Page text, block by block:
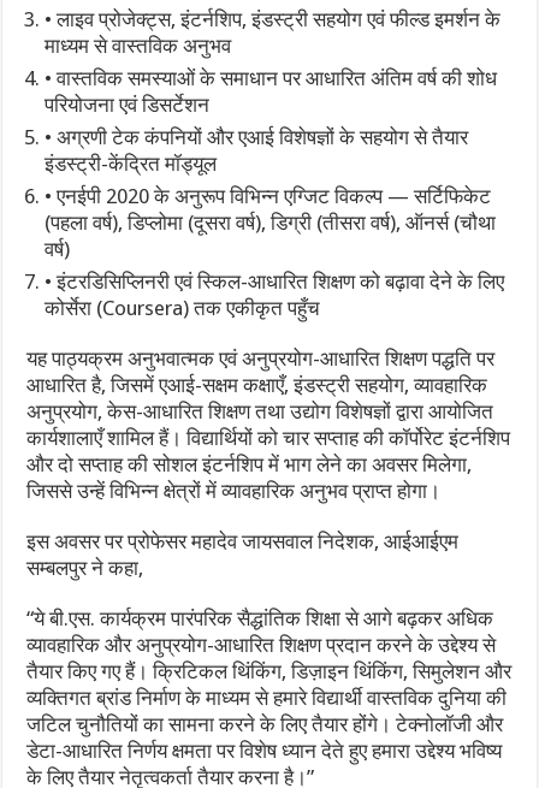
• लाइव प्रोजेक्ट्स, इंटर्नशिप, इंडस्ट्री सहयोग एवं फील्ड इमर्शन के
माध्यम से वास्तविक अनुभव
• वास्तविक समस्याओं के समाधान पर आधारित अंतिम वर्ष की शोध
परियोजना एवं डिसर्टेशन
• अग्रणी टेक कंपनियों और एआई विशेषज्ञों के सहयोग से तैयार
इंडस्ट्री-केंद्रित मॉड्यूल
• एनईपी 2020 के अनुरूप विभिन्न एग्जिट विकल्प — सर्टिफिकेट
(पहला वर्ष), डिप्लोमा (दूसरा वर्ष), डिग्री (तीसरा वर्ष), ऑनर्स (चौथा
वर्ष)
• इंटरडिसिप्लिनरी एवं स्किल-आधारित शिक्षण को बढ़ावा देने के लिए
कोर्सेरा (Coursera) तक एकीकृत पहुँच
यह पाठ्यक्रम अनुभवात्मक एवं अनुप्रयोग-आधारित शिक्षण पद्धति पर
आधारित है, जिसमें एआई-सक्षम कक्षाएँ, इंडस्ट्री सहयोग, व्यावहारिक
अनुप्रयोग, केस-आधारित शिक्षण तथा उद्योग विशेषज्ञों द्वारा आयोजित
कार्यशालाएँ शामिल हैं। विद्यार्थियों को चार सप्ताह की कॉर्पोरेट इंटर्नशिप
और दो सप्ताह की सोशल इंटर्नशिप में भाग लेने का अवसर मिलेगा,
जिससे उन्हें विभिन्न क्षेत्रों में व्यावहारिक अनुभव प्राप्त होगा।
इस अवसर पर प्रोफेसर महादेव जायसवाल निदेशक, आईआईएम
सम्बलपुर ने कहा,
“ये बी.एस. कार्यक्रम पारंपरिक सैद्धांतिक शिक्षा से आगे बढ़कर अधिक
व्यावहारिक और अनुप्रयोग-आधारित शिक्षण प्रदान करने के उद्देश्य से
तैयार किए गए हैं। क्रिटिकल थिंकिंग, डिज़ाइन थिंकिंग, सिमुलेशन और
व्यक्तिगत ब्रांड निर्माण के माध्यम से हमारे विद्यार्थी वास्तविक दुनिया की
जटिल चुनौतियों का सामना करने के लिए तैयार होंगे। टेक्नोलॉजी और
डेटा-आधारित निर्णय क्षमता पर विशेष ध्यान देते हुए हमारा उद्देश्य भविष्य
के लिए तैयार नेतृत्वकर्ता तैयार करना है।”